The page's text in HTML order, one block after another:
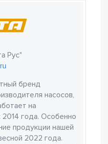
Рус"
бренд
насосов,
на
года. Особенно
продукции нашей
2022 года.